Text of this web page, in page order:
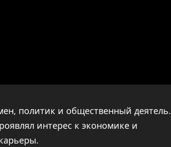
политик и общественный деятель.
интерес к экономике и